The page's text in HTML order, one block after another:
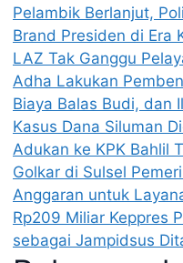
Pelambik Berlanjut,
Brand Presiden di Era
LAZ Tak Ganggu
Adha Lakukan
Biaya Balas Budi, dan
Kasus Dana Siluman
Adukan ke KPK Bahlil
Golkar di Sulsel
Anggaran untuk
Rp209 Miliar Keppres
sebagai Jampidsus